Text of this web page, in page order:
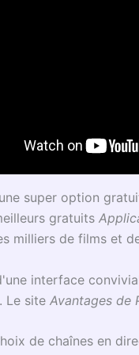
super option
gratuits
milliers de films et
interface
Le site Avantages de
de chaînes en